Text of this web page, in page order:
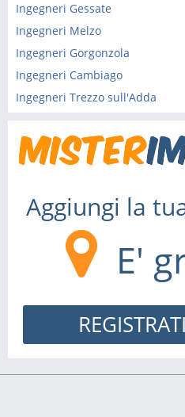
Ingegneri Gessate
Ingegneri Melzo
Ingegneri Gorgonzola
Ingegneri Cambiago
Ingegneri Trezzo sull'Adda
Aggiungi la
E'